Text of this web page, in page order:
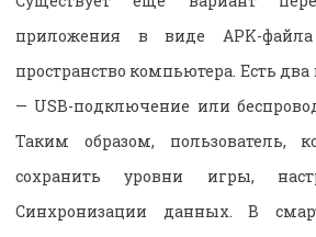
приложения в виде APK-
пространство компьютера. Есть
— USB-подключение или
Таким образом, пользователь,
сохранить уровни игры,
Синхронизации данных. В